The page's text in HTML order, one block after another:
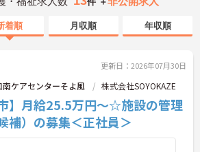
着順 月収順 年収順
更新日：2026年07月30日
ケアセンターそよ風 株式会社SOYOKAZE
】月給25.5万円～☆施設の管理
補）の募集＜正社員＞